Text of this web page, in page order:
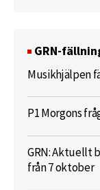
GRN-
Musikhjälpen
P1 Morgons
GRN: Aktuellt
från 7 oktober